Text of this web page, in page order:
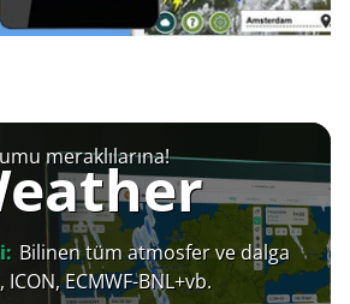
meraklılarına!
Bilinen tüm atmosfer ve dalga
ECMWF-BNL+vb.